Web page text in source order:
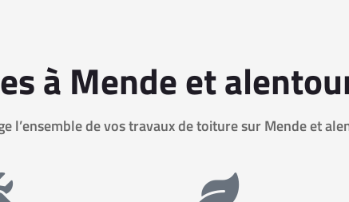
à Mende et
l’ensemble de vos travaux de toiture sur Mende et